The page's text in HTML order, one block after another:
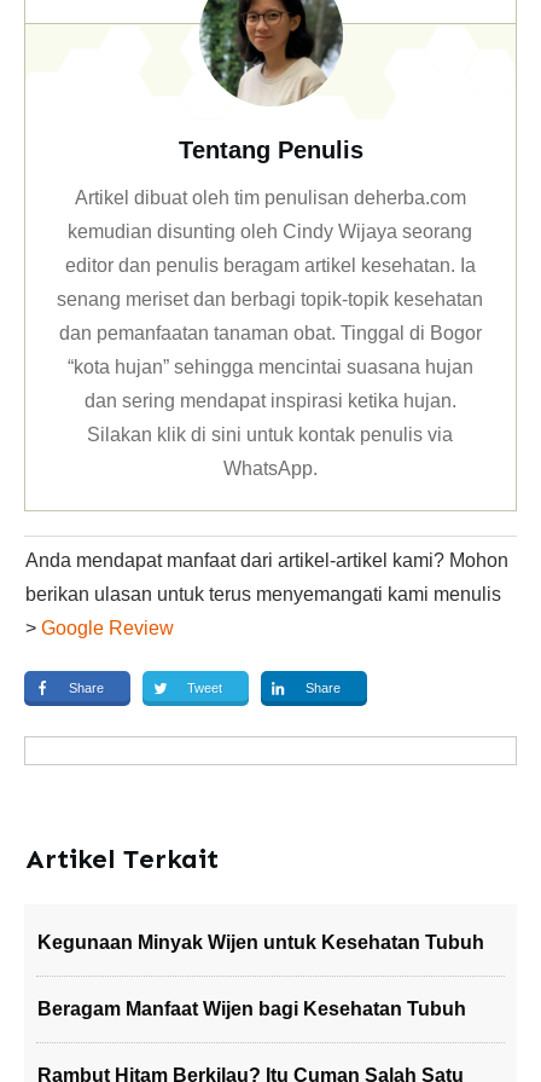
Tentang Penulis
Artikel dibuat oleh tim penulisan deherba.com
kemudian disunting oleh Cindy Wijaya seorang
editor dan penulis beragam artikel kesehatan. Ia
senang meriset dan berbagi topik-topik kesehatan
dan pemanfaatan tanaman obat. Tinggal di Bogor
“kota hujan” sehingga mencintai suasana hujan
dan sering mendapat inspirasi ketika hujan.
Silakan klikdi sini untuk kontak penulis via
WhatsApp.
Anda mendapat manfaat dari artikel-artikel kami? Mohon
berikan ulasan untuk terus menyemangati kami menulis
> Google Review
Share Tweet Share
Artikel Terkait
Kegunaan Minyak Wijen untuk Kesehatan Tubuh
Beragam Manfaat Wijen bagi Kesehatan Tubuh
Rambut Hitam Berkilau? Itu Cuman Salah Satu